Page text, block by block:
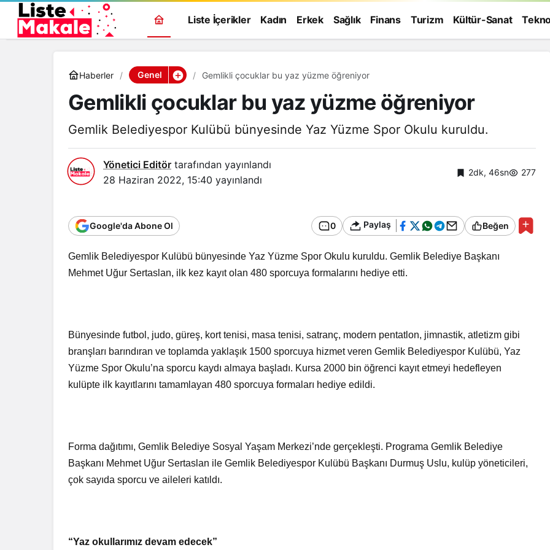
Liste İçerikler Kadın Erkek Sağlık Finans Turizm Kültür-Sanat
Haberler Genel Gemlikli çocuklar bu yaz yüzme öğreniyor
Gemlikli çocuklar bu yaz yüzme öğreniyor
Gemlik Belediyespor Kulübü bünyesinde Yaz Yüzme Spor Okulu kuruldu.
Yönetici Editör tarafından yayınlandı
28 Haziran 2022, 15:40 yayınlandı
2dk, 46sn 277
Google'da Abone Ol 0 Paylaş Beğen
Gemlik Belediyespor Kulübü bünyesinde Yaz Yüzme Spor Okulu kuruldu. Gemlik Belediye Başkanı
Mehmet Uğur Sertaslan, ilk kez kayıt olan 480 sporcuya formalarını hediye etti.
Bünyesinde futbol, judo, güreş, kort tenisi, masa tenisi, satranç, modern pentatlon, jimnastik, atletizm gibi
branşları barındıran ve toplamda yaklaşık 1500 sporcuya hizmet veren Gemlik Belediyespor Kulübü, Yaz
Yüzme Spor Okulu’na sporcu kaydı almaya başladı. Kursa 2000 bin öğrenci kayıt etmeyi hedefleyen
kulüpte ilk kayıtlarını tamamlayan 480 sporcuya formaları hediye edildi.
Forma dağıtımı, Gemlik Belediye Sosyal Yaşam Merkezi’nde gerçekleşti. Programa Gemlik Belediye
Başkanı Mehmet Uğur Sertaslan ile Gemlik Belediyespor Kulübü Başkanı Durmuş Uslu, kulüp yöneticileri,
çok sayıda sporcu ve aileleri katıldı.
“Yaz okullarımız devam edecek”
Genel